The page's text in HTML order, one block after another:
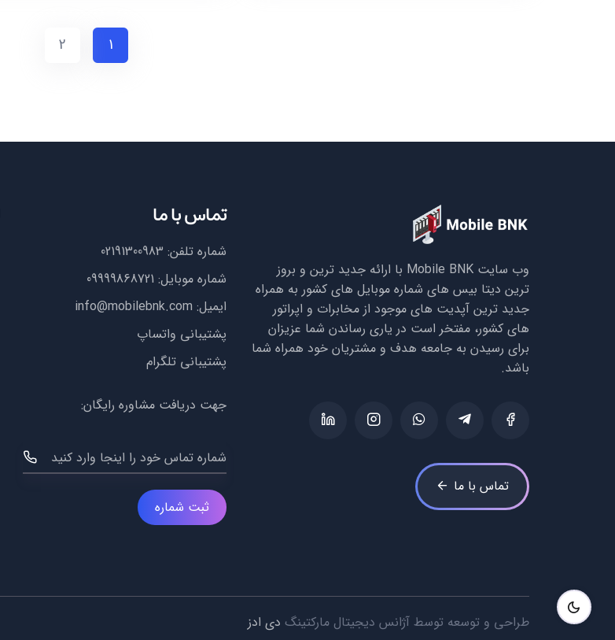
1
2
وب سایت Mobile BNK با ارائه جدید ترین و بروز
ترین دیتا بیس های شماره موبایل های کشور به همراه
جدید ترین آپدیت های موجود از مخابرات و اپراتور
های کشور، مفتخر است در یاری رساندن شما عزیزان
برای رسیدن به جامعه هدف و مشتریان خود همراه شما
باشد.
تماس با ما
تماس با ما
شماره تلفن: 02191300983
شماره موبایل: 09999868721
ایمیل: info@mobilebnk.com
پشتیبانی واتساپ
پشتیبانی تلگرام
جهت دریافت مشاوره رایگان:
شماره تماس خود را اینجا وارد کنید
ثبت شماره
طراحی و توسعه توسط آژانس دیجیتال مارکتینگ دی ادز